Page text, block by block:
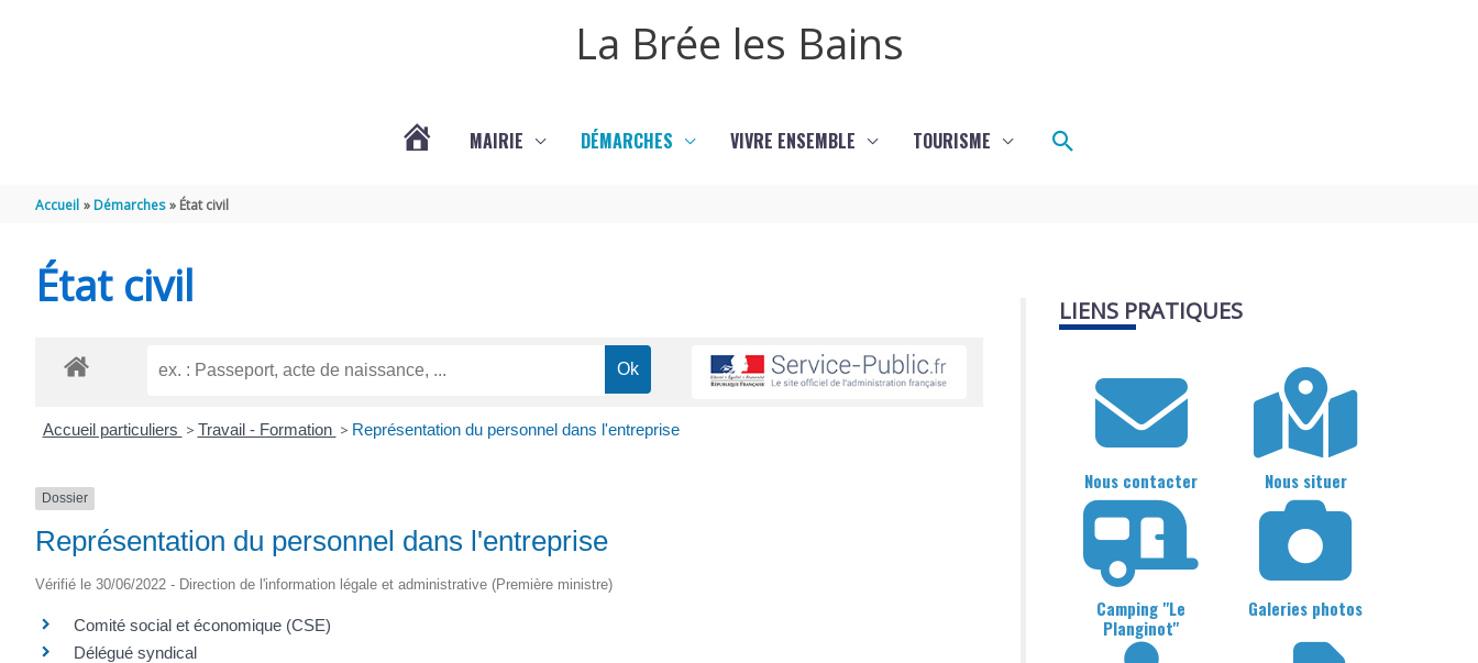
La Brée les Bains
TITRE)
MAIRIE DÉMARCHES VIVRE ENSEMBLE TOURISME Rechercher
Accueil Démarches État civil
État civil
Accueil particuliers > Travail - Formation > Représentation du personnel dans l'entreprise
Dossier
Représentation du personnel dans l'entreprise
Vérifié le 30/06/2022 - Direction de l'information légale et administrative (Première ministre)
Comité social et économique (CSE)
Délégué syndical
LIENS PRATIQUES
Nous contacter Nous situer
Camping "Le
Planginot"
Galeries photos